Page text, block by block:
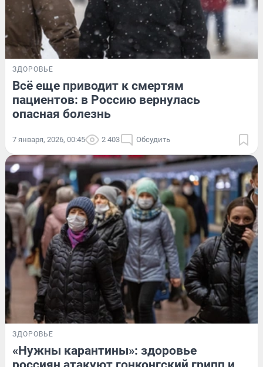
ЗДОРОВЬЕ
Всё еще приводит к смертям
пациентов: в Россию вернулась
опасная болезнь
7 января, 2026, 00:45 2 403 Обсудить
ЗДОРОВЬЕ
«Нужны карантины»: здоровье